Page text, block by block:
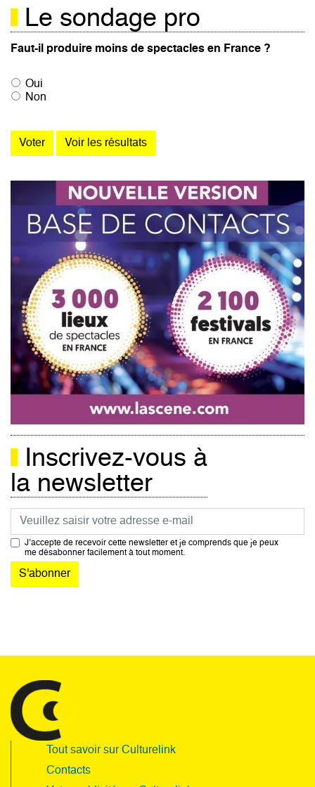
Le sondage pro
Faut-il produire moins de spectacles en France ?
Oui
Non
Inscrivez-vous à
la newsletter
Courriel
J’accepte de recevoir cette newsletter et je comprends que je peux
me désabonner facilement à tout moment.
Tout savoir sur Culturelink
Contacts